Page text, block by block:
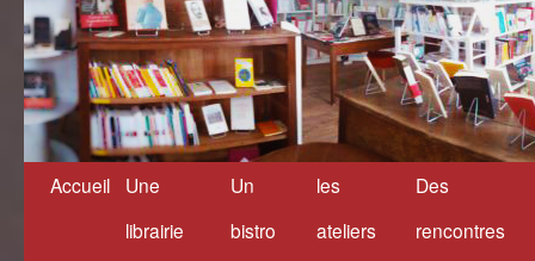
Aller
Accueil
Une
librairie
Un
bistro
les
ateliers
Des
rencontres